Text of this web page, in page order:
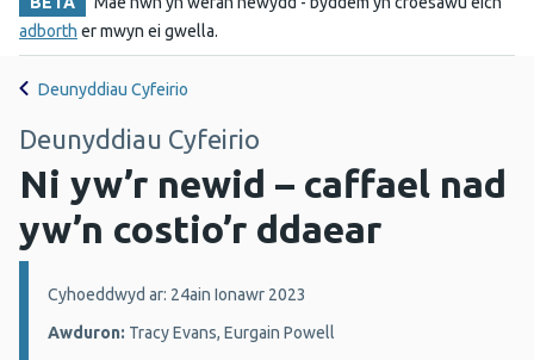
adborth er mwyn ei gwella.
Deunyddiau Cyfeirio
Deunyddiau Cyfeirio
Ni yw’r newid – caffael nad
yw’n costio’r ddaear
Manylion:
Cyhoeddwyd ar: 24ain Ionawr 2023
Awduron: Tracy Evans, Eurgain Powell